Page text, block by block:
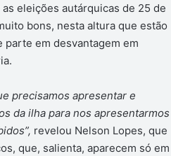
eleições autárquicas de 25 de
bons, nesta altura que estão
parte em desvantagem em
precisamos apresentar e
da ilha para nos apresentarmos
revelou Nelson Lopes, que
que, salienta, aparecem só em